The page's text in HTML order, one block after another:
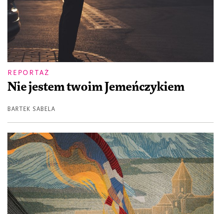
REPORTAŻ
Nie jestem twoim Jemeńczykiem
BARTEK SABELA